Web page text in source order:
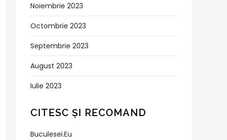
Noiembrie 2023
Octombrie 2023
Septembrie 2023
August 2023
Iulie 2023
CITESC ȘI RECOMAND
Buculesei.eu